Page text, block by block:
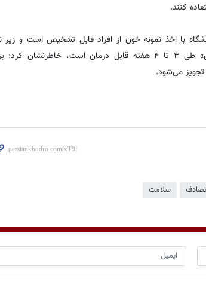
کنند.
با اخذ نمونه خون از افراد قابل تشخیص است و زیر
پزشک با داروهایی نظیر «پیریمتامین» و «سولفادیازین» طی ۳ تا ۴ هفته قابل درمان است، خاطرنشان
تجویز می‌شود.
تصادف سلامت